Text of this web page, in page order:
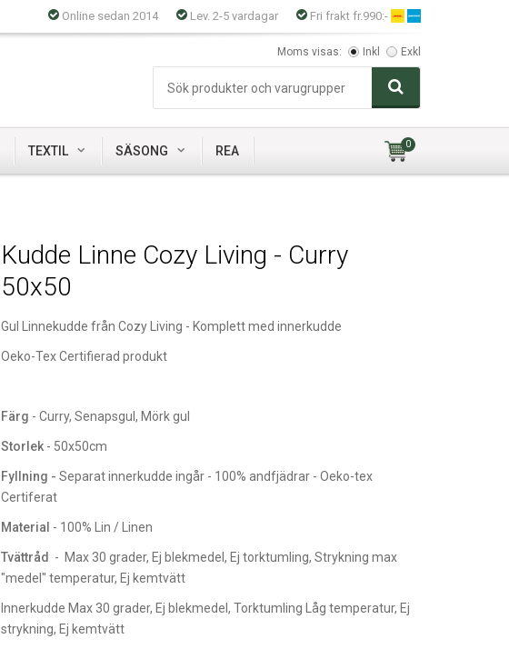
Online sedan 2014 Lev. 2-5 vardagar Fri frakt fr.990:-
Moms visas: Inkl Exkl
TEXTIL SÄSONG REA 0
Kudde Linne Cozy Living - Curry
50x50
Gul Linnekudde från Cozy Living - Komplett med innerkudde
Oeko-Tex Certifierad produkt
Färg - Curry, Senapsgul, Mörk gul
Storlek- 50x50cm
Fyllning - Separat innerkudde ingår - 100% andfjädrar - Oeko-tex
Certiferat
Material - 100% Lin / Linen
Tvättråd
- Max 30 grader, Ej blekmedel, Ej torktumling, Strykning max
"medel" temperatur, Ej kemtvätt
Innerkudde Max 30 grader, Ej blekmedel, Torktumling Låg temperatur, Ej
strykning, Ej kemtvätt